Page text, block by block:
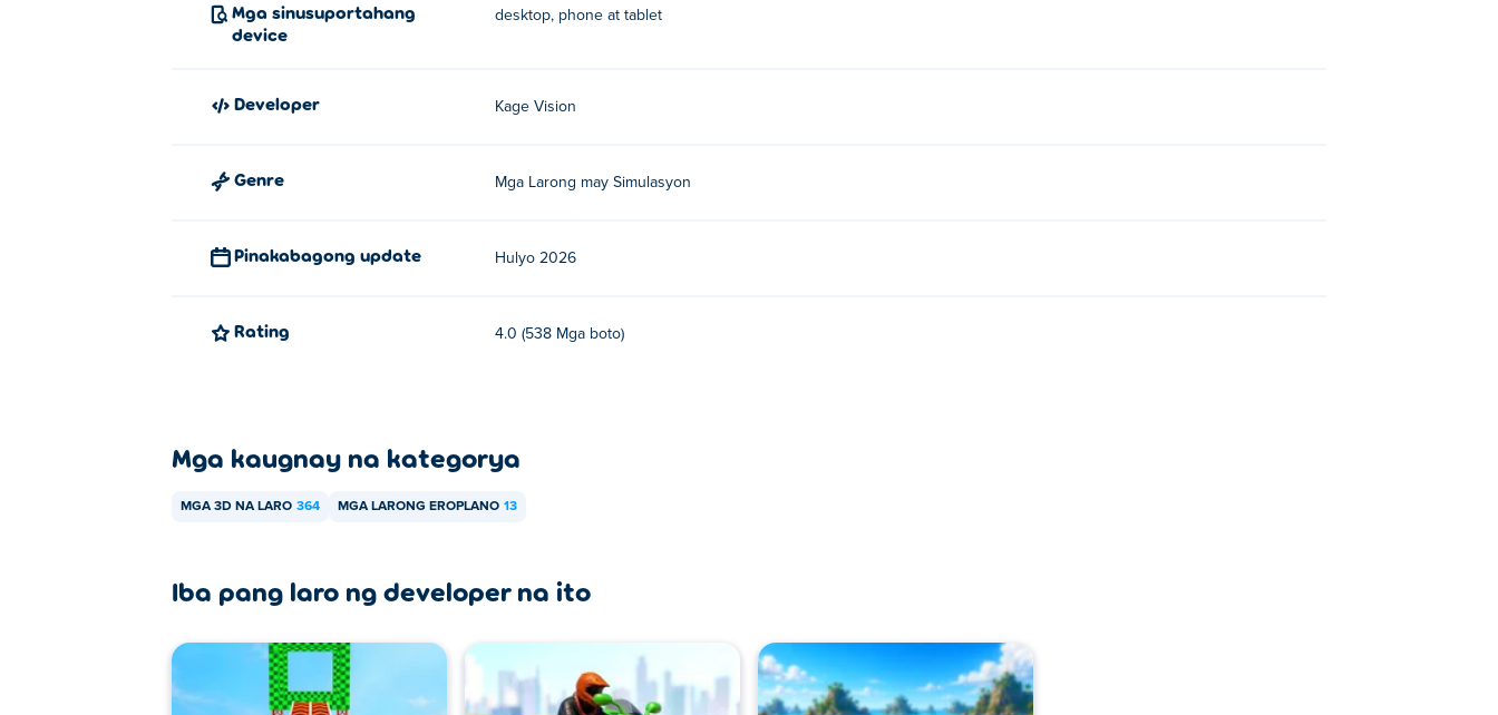
Mga sinusuportahang
device
desktop, phone at tablet
Developer Kage Vision
Genre Mga Larong may Simulasyon
Pinakabagong update Hulyo 2026
Rating 4.0 (538 Mga boto)
Mga kaugnay na kategorya
MGA 3D NA LARO 364 MGA LARONG EROPLANO 13
Iba pang laro ng developer na ito